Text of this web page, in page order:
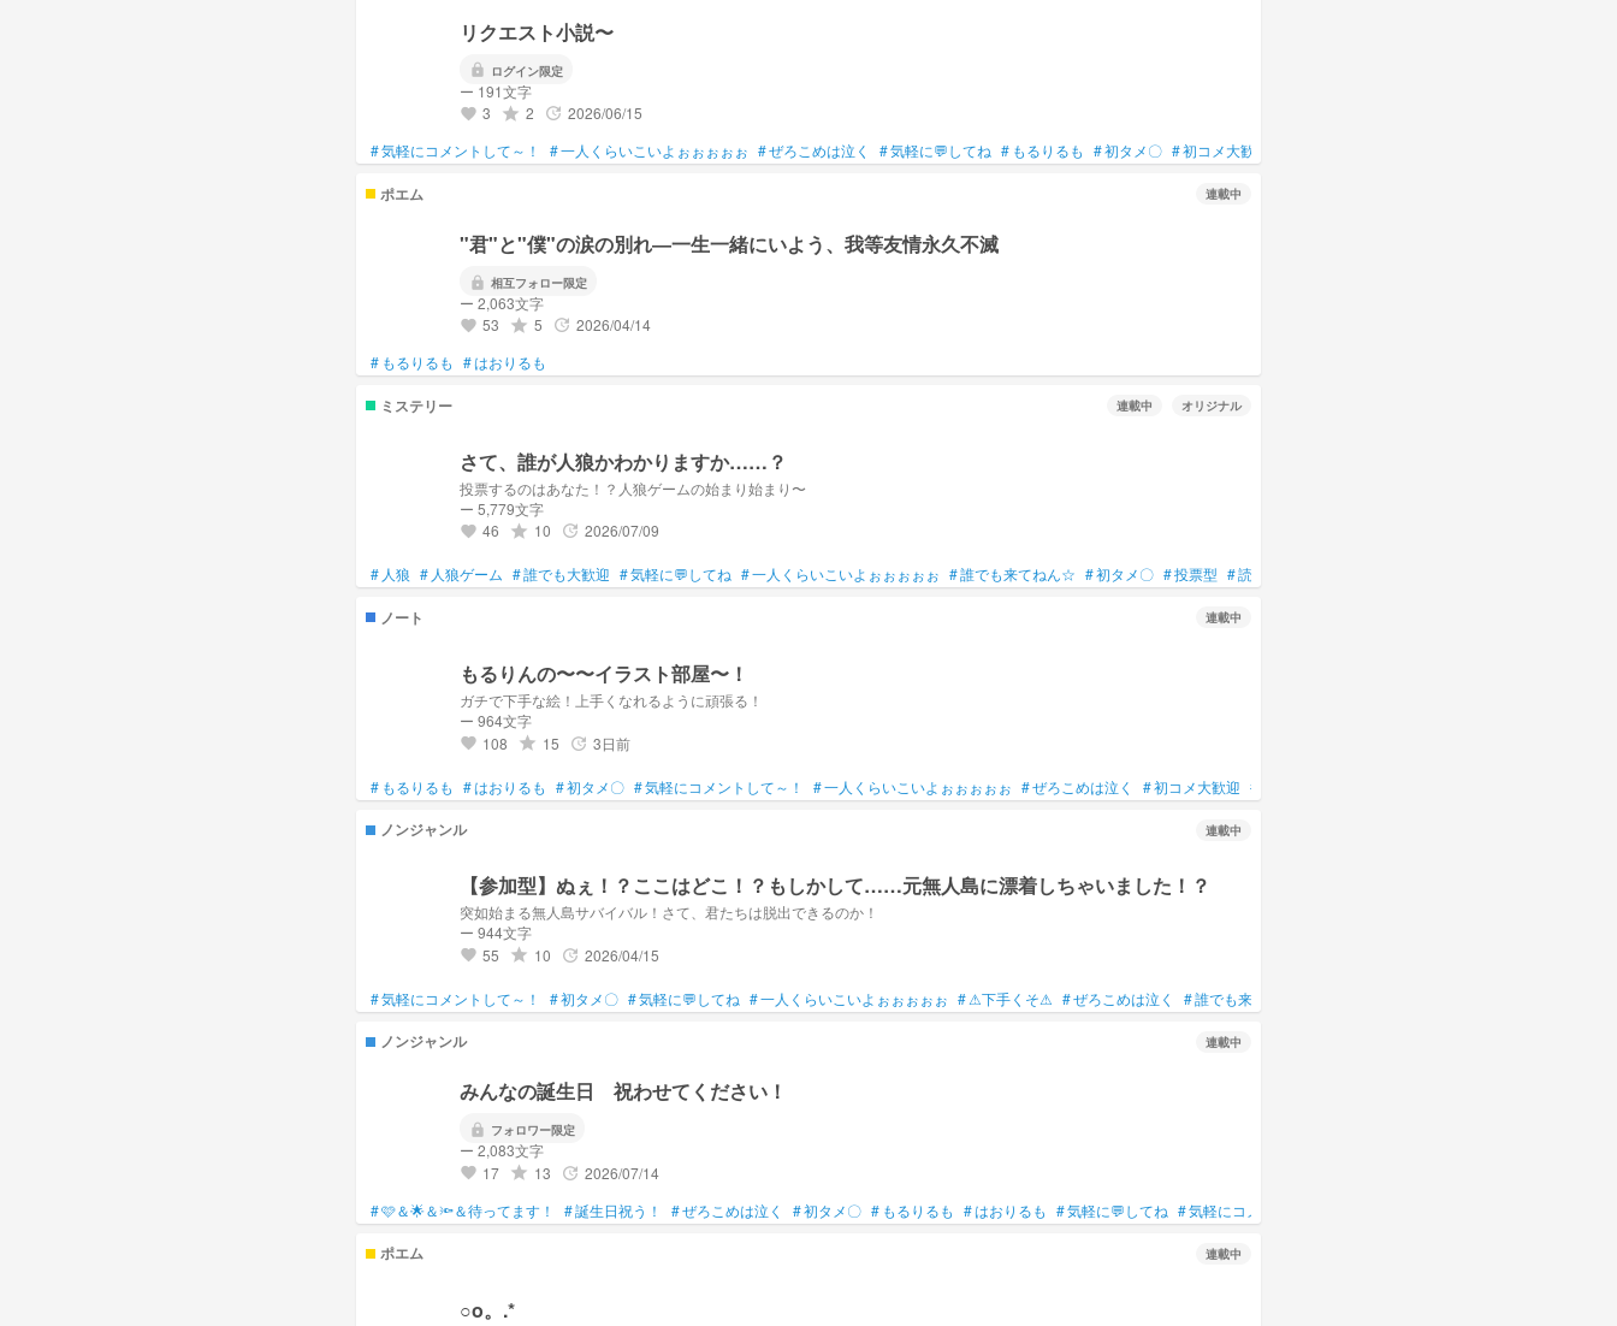
クトゥルフ部部員！部長：おつきみ🌔さん
リクエスト小説〜
lock ログイン限定
ー 191文字
favorite 3 grade 2 update 2026/06/15
#気軽にコメントして～！ #一人くらいこいよぉぉぉぉぉ #ぜろこめは泣く #気軽に💬してね # もるりるも #初タメ〇 #初コメ大歓迎
ポエム 連載中
"君"と"僕"の涙の別れ―一生一緒にいよう、我等友情永久不滅
lock 相互フォロー限定
ー 2,063文字
favorite 53 grade 5 update 2026/04/14
# もるりるも #はおりるも
ミステリー 連載中 オリジナル
さて、誰が人狼かわかりますか……？
投票するのはあなた！？人狼ゲームの始まり始まり〜
ー 5,779文字
favorite 46 grade 10 update 2026/07/09
# 人狼 # 人狼ゲーム #誰でも大歓迎 #気軽に💬してね #一人くらいこいよぉぉぉぉぉ #誰でも来てねん☆ #初タメ〇 #投票型 #読者投票型
ノート 連載中
もるりんの〜〜イラスト部屋〜！
ガチで下手な絵！上手くなれるように頑張る！
ー 964文字
favorite 108 grade 15 update 3日前
# もるりるも #はおりるも #初タメ〇 #気軽にコメントして～！ #一人くらいこいよぉぉぉぉぉ #ぜろこめは泣く #初コメ大歓迎 #
ノンジャンル 連載中
【参加型】ぬぇ！？ここはどこ！？もしかして……元無人島に漂着しちゃいました！？
突如始まる無人島サバイバル！さて、君たちは脱出できるのか！
ー 944文字
favorite 55 grade 10 update 2026/04/15
#気軽にコメントして～！ #初タメ〇 #気軽に💬してね #一人くらいこいよぉぉぉぉぉ #⚠下手くそ⚠ #ぜろこめは泣く #誰でも来てねん☆
ノンジャンル 連載中
みんなの誕生日 祝わせてください！
lock フォロワー限定
ー 2,083文字
favorite 17 grade 13 update 2026/07/14
#🩷＆🌟＆🔦＆待ってます！ #誕生日祝う！ #ぜろこめは泣く #初タメ〇 # もるりるも #はおりるも #気軽に💬してね #気軽にコメントして～！
ポエム 連載中
○o。.*